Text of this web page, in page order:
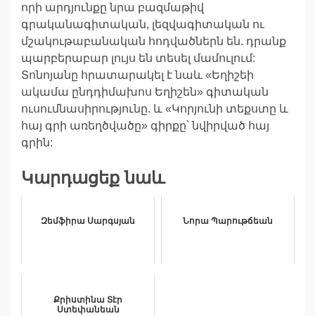
որի արդյունքը նրա բազմաթիվ
գրականագիտական, լեզվագիտական ու
մշակութաբանական հոդվածներն են. դրանք
պարբերաբար լույս են տեսել մամուլում:
Տոնոյանը հրատարակել է նաև «Եղիշեի
ակամա ընդդիմախոս Եղիշեն» գիտական
ուսումնասիրությունը. և «Կորյունի տեքստը և
հայ գրի առեղծվածը» գիրքը՝ նվիրված հայ
գրին:
Կարդացեք նաև
Զեմֆիրա Սարգսյան Նորա Պարութճեան
Քրիստինա Տէր
Ստեփանեան